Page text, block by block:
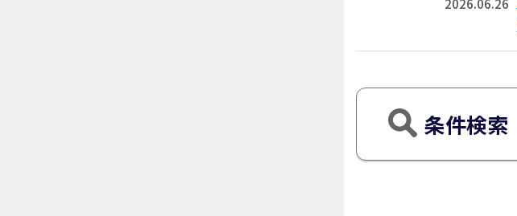
2026.06.26
条件検索